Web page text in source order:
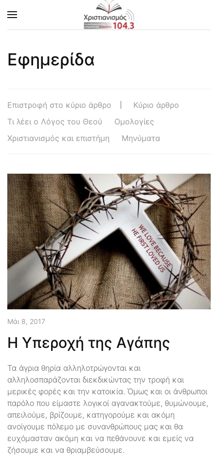
Skip to main content
Εφημερίδα
Επιστροφή στο κύριο άρθρο
Κύριο άρθρο
Τι λέει ο Λόγος του Θεού
Ομολογίες
Χριστιανισμός και επιστήμη
Μηνύματα
Μάι 8, 2017
Η Υπεροχή της Αγάπης
Τα άγρια θηρία αλληλοτρώγονται και
αλληλοσπαράζονται διεκδικώντας την τροφή και
μερικές φορές και την κατοικία. Όμως και οι άνθρωποι
παρόλο που είμαστε λογικοί αγανακτούμε, θυμώνουμε,
απειλούμε, βρίζουμε, κατηγορούμε και ακόμη
ανοίγουμε πόλεμο με συνανθρώπους μας και θα
ευχόμασταν ακόμη και να πεθάνουνε και εμείς να
ζήσουμε και να θριαμβεύσουμε.